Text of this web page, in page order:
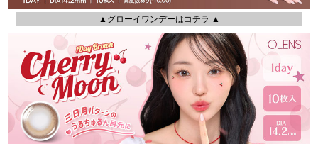
▲グローイワンデーはコチラ ▲